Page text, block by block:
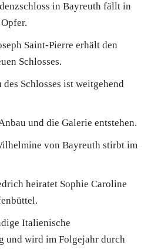
in Bayreuth fällt in
Saint-Pierre erhält den
Schlosses.
Schlosses ist weitgehend
und die Galerie entstehen.
von Bayreuth stirbt im
heiratet Sophie Caroline
Italienische
und wird im Folgejahr durch